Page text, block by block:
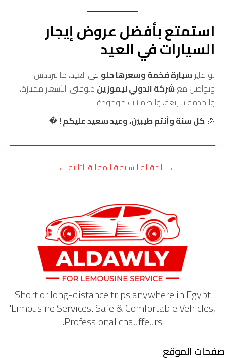
استمتع بأفضل عروض إيجار
السيارات في العيد
لو عايز سيارة فخمة وسعرها حلو في العيد، ما تترددش
وتواصل معشركة الدولي ليموزين دلوقتي! الأسعار ممتازة،
والخدمة سريعة، والضمانات موجودة.
🎉 كل سنة وأنتم طيبين، وعيد سعيد عليكم !�
→ المقالة السابقة المقالة التالية ←
Short or long-distance trips anywhere in Egypt
'Limousine Services'. Safe & Comfortable Vehicles,
Professional chauffeurs.
صفحات الموقع